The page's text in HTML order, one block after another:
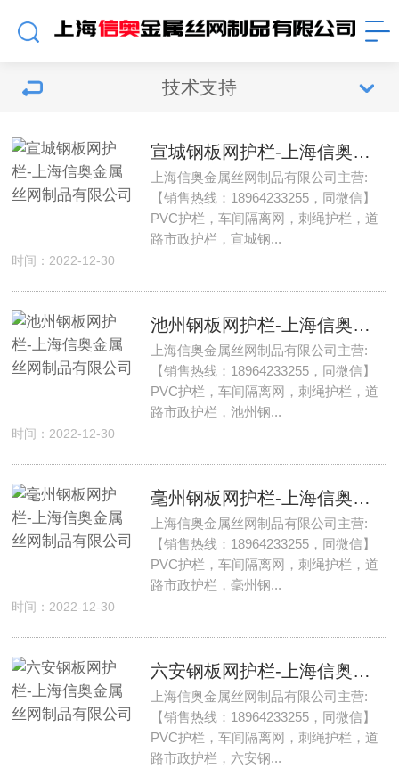
技术支持
宣城钢板网护栏-上海信奥金属丝网制品有限公司
上海信奥金属丝网制品有限公司主营:
【销售热线：18964233255，同微信】
PVC护栏，车间隔离网，刺绳护栏，道
路市政护栏，宣城钢...
时间：2022-12-30
池州钢板网护栏-上海信奥金属丝网制品有限公司
上海信奥金属丝网制品有限公司主营:
【销售热线：18964233255，同微信】
PVC护栏，车间隔离网，刺绳护栏，道
路市政护栏，池州钢...
时间：2022-12-30
毫州钢板网护栏-上海信奥金属丝网制品有限公司
上海信奥金属丝网制品有限公司主营:
【销售热线：18964233255，同微信】
PVC护栏，车间隔离网，刺绳护栏，道
路市政护栏，毫州钢...
时间：2022-12-30
六安钢板网护栏-上海信奥金属丝网制品有限公司
上海信奥金属丝网制品有限公司主营:
【销售热线：18964233255，同微信】
PVC护栏，车间隔离网，刺绳护栏，道
路市政护栏，六安钢...